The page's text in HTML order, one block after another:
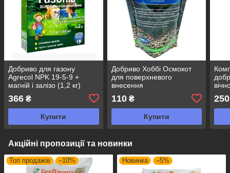
Добриво для газону
Agrecol NPK 19-5-9 +
магній і залізо (1,2 кг)
366 ₴
Купити
Добриво Хоббі Осмокот
для поверхневого
внесення
110₴
Купити
250
Акційні пропозиції та новинки
Топ продажів –10% Новинка –5%